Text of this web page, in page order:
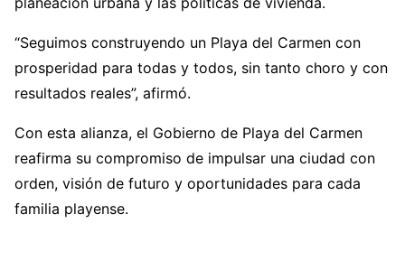
“Seguimos construyendo un Playa del Carmen con
prosperidad para todas y todos, sin tanto choro y con
resultados reales”, afirmó.
Con esta alianza, el Gobierno de Playa del Carmen
reafirma su compromiso de impulsar una ciudad con
orden, visión de futuro y oportunidades para cada
familia playense.